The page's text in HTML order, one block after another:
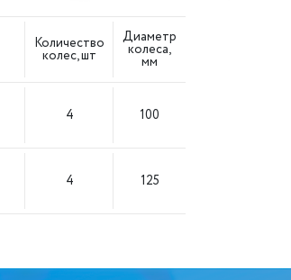
Количество
колес, шт
Диаметр
колеса,
мм
4 100
4 125